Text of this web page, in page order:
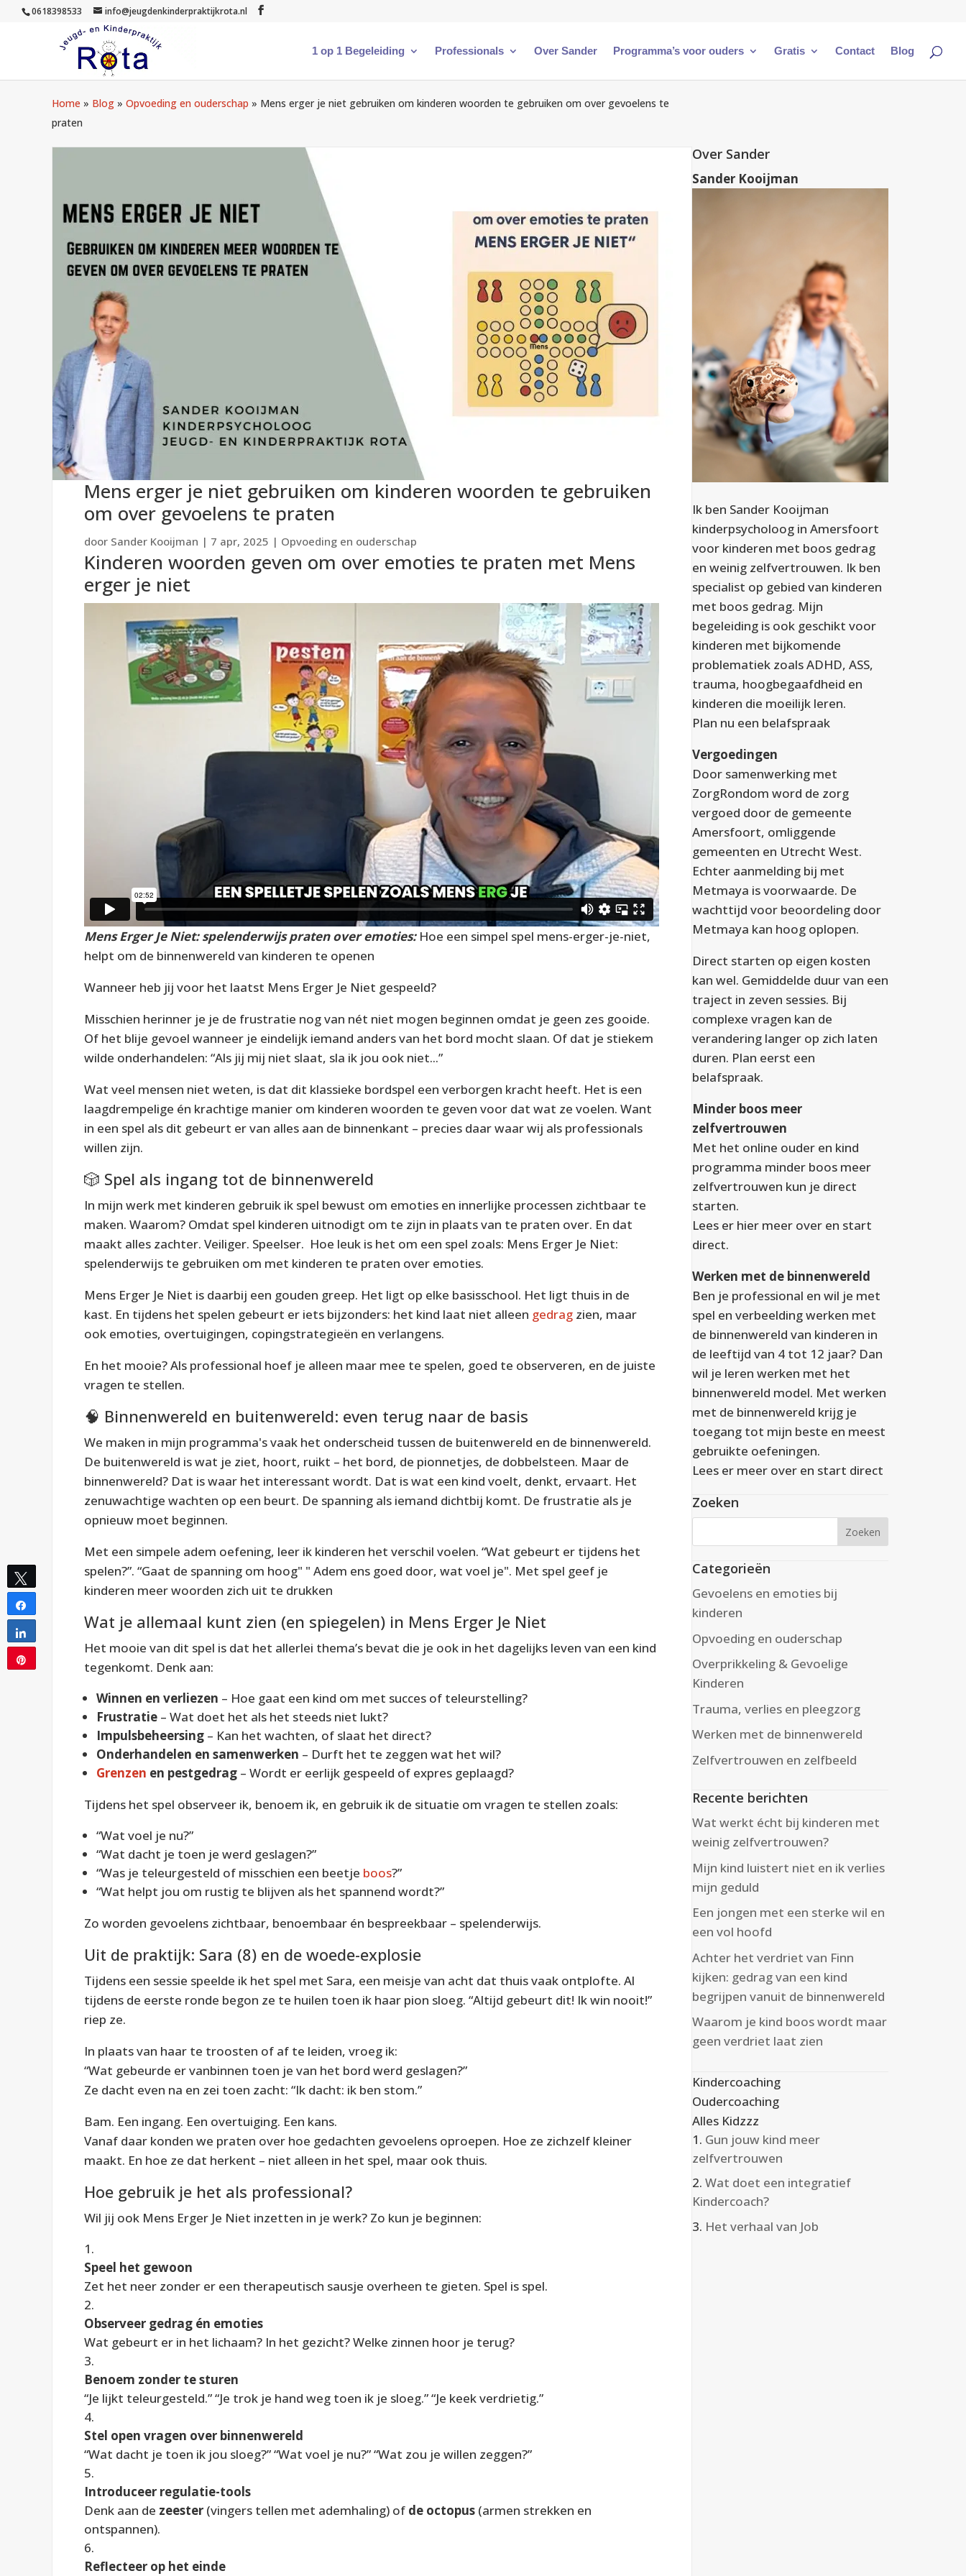
0618398533 info@jeugdenkinderpraktijkrota.nl
1 op 1 Begeleiding Professionals Over Sander Programma’s voor ouders Gratis Contact Blog
Home » Blog » Opvoeding en ouderschap » Mens erger je niet gebruiken om kinderen woorden te gebruiken om over gevoelens te
praten
Mens erger je niet gebruiken om kinderen woorden te gebruiken
om over gevoelens te praten
door Sander Kooijman | 7 apr, 2025 | Opvoeding en ouderschap
Kinderen woorden geven om over emoties te praten met Mens
erger je niet
Mens Erger Je Niet: spelenderwijs praten over emoties: Hoe een simpel spel mens-erger-je-niet,
helpt om de binnenwereld van kinderen te openen
Wanneer heb jij voor het laatst Mens Erger Je Niet gespeeld?
Misschien herinner je je de frustratie nog van nét niet mogen beginnen omdat je geen zes gooide.
Of het blije gevoel wanneer je eindelijk iemand anders van het bord mocht slaan. Of dat je stiekem
wilde onderhandelen: “Als jij mij niet slaat, sla ik jou ook niet...”
Wat veel mensen niet weten, is dat dit klassieke bordspel een verborgen kracht heeft. Het is een
laagdrempelige én krachtige manier om kinderen woorden te geven voor dat wat ze voelen. Want
in een spel als dit gebeurt er van alles aan de binnenkant – precies daar waar wij als professionals
willen zijn.
🎲 Spel als ingang tot de binnenwereld
In mijn werk met kinderen gebruik ik spel bewust om emoties en innerlijke processen zichtbaar te
maken. Waarom? Omdat spel kinderen uitnodigt om te zijn in plaats van te praten over. En dat
maakt alles zachter. Veiliger. Speelser. Hoe leuk is het om een spel zoals: Mens Erger Je Niet:
spelenderwijs te gebruiken om met kinderen te praten over emoties.
Mens Erger Je Niet is daarbij een gouden greep. Het ligt op elke basisschool. Het ligt thuis in de
kast. En tijdens het spelen gebeurt er iets bijzonders: het kind laat niet alleen gedrag zien, maar
ook emoties, overtuigingen, copingstrategieën en verlangens.
En het mooie? Als professional hoef je alleen maar mee te spelen, goed te observeren, en de juiste
vragen te stellen.
🧠 Binnenwereld en buitenwereld: even terug naar de basis
We maken in mijn programma's vaak het onderscheid tussen de buitenwereld en de binnenwereld.
De buitenwereld is wat je ziet, hoort, ruikt – het bord, de pionnetjes, de dobbelsteen. Maar de
binnenwereld? Dat is waar het interessant wordt. Dat is wat een kindvoelt, denkt, ervaart. Het
zenuwachtige wachten op een beurt. De spanning als iemand dichtbij komt. De frustratie als je
opnieuw moet beginnen.
Met een simpele adem oefening, leer ik kinderen het verschil voelen. “Wat gebeurt er tijdens het
spelen?”. “Gaat de spanning om hoog" " Adem ens goed door, wat voel je". Met spel geef je
kinderen meer woorden zich uit te drukken
Wat je allemaal kunt zien (en spiegelen) in Mens Erger Je Niet
Het mooie van dit spel is dat het allerlei thema’s bevat die je ook in het dagelijks leven van een kind
tegenkomt. Denk aan:
Winnen en verliezen – Hoe gaat een kind om met succes of teleurstelling?
Frustratie – Wat doet het als het steeds niet lukt?
Impulsbeheersing – Kan het wachten, of slaat het direct?
Onderhandelen en samenwerken – Durft het te zeggen wat het wil?
Grenzen en pestgedrag – Wordt er eerlijk gespeeld of expres geplaagd?
Tijdens het spel observeer ik, benoem ik, en gebruik ik de situatie om vragen te stellen zoals:
“Wat voel je nu?”
“Wat dacht je toen je werd geslagen?”
“Was je teleurgesteld of misschien een beetje boos?”
“Wat helpt jou om rustig te blijven als het spannend wordt?”
Zo worden gevoelens zichtbaar, benoembaar én bespreekbaar – spelenderwijs.
Uit de praktijk: Sara (8) en de woede-explosie
Tijdens een sessie speelde ik het spel met Sara, een meisje van acht dat thuis vaak ontplofte. Al
tijdens de eerste ronde begon ze te huilen toen ik haar pion sloeg. “Altijd gebeurt dit! Ik win nooit!”
riep ze.
In plaats van haar te troosten of af te leiden, vroeg ik:
“Wat gebeurde er vanbinnen toen je van het bord werd geslagen?”
Ze dacht even na en zei toen zacht: “Ik dacht: ik ben stom.”
Bam. Een ingang. Een overtuiging. Een kans.
Vanaf daar konden we praten over hoe gedachten gevoelens oproepen. Hoe ze zichzelf kleiner
maakt. En hoe ze dat herkent – niet alleen in het spel, maar ook thuis.
Hoe gebruik je het als professional?
Wil jij ook Mens Erger Je Niet inzetten in je werk? Zo kun je beginnen:
Speel het gewoon
Zet het neer zonder er een therapeutisch sausje overheen te gieten. Spel is spel.
Observeer gedrag én emoties
Wat gebeurt er in het lichaam? In het gezicht? Welke zinnen hoor je terug?
Benoem zonder te sturen
“Je lijkt teleurgesteld.” “Je trok je hand weg toen ik je sloeg.” “Je keek verdrietig.”
Stel open vragen over binnenwereld
“Wat dacht je toen ik jou sloeg?” “Wat voel je nu?” “Wat zou je willen zeggen?”
Introduceer regulatie-tools
Denk aan de zeester (vingers tellen met ademhaling) of de octopus (armen strekken en
ontspannen).
Reflecteer op het einde
Over Sander
Sander Kooijman
Ik ben Sander Kooijman
kinderpsycholoog in Amersfoort
voor kinderen met boos gedrag
en weinig zelfvertrouwen. Ik ben
specialist op gebied van kinderen
met boos gedrag. Mijn
begeleiding is ook geschikt voor
kinderen met bijkomende
problematiek zoals ADHD, ASS,
trauma, hoogbegaafdheid en
kinderen die moeilijk leren.
Plan nu een belafspraak
Vergoedingen
Door samenwerking met
ZorgRondom word de zorg
vergoed door de gemeente
Amersfoort, omliggende
gemeenten en Utrecht West.
Echter aanmelding bij met
Metmaya is voorwaarde. De
wachttijd voor beoordeling door
Metmaya kan hoog oplopen.
Direct starten op eigen kosten
kan wel. Gemiddelde duur van een
traject in zeven sessies. Bij
complexe vragen kan de
verandering langer op zich laten
duren. Plan eerst een
belafspraak.
Minder boos meer
zelfvertrouwen
Met het online ouder en kind
programma minder boos meer
zelfvertrouwen kun je direct
starten.
Lees er hier meer over en start
direct.
Werken met de binnenwereld
Ben je professional en wil je met
spel en verbeelding werken met
de binnenwereld van kinderen in
de leeftijd van 4 tot 12 jaar? Dan
wil je leren werken met het
binnenwereld model. Met werken
met de binnenwereld krijg je
toegang tot mijn beste en meest
gebruikte oefeningen.
Lees er meer over en start direct
Zoeken
Categorieën
Gevoelens en emoties bij
kinderen
Opvoeding en ouderschap
Overprikkeling & Gevoelige
Kinderen
Trauma, verlies en pleegzorg
Werken met de binnenwereld
Zelfvertrouwen en zelfbeeld
Recente berichten
Wat werkt écht bij kinderen met
weinig zelfvertrouwen?
Mijn kind luistert niet en ik verlies
mijn geduld
Een jongen met een sterke wil en
een vol hoofd
Achter het verdriet van Finn
kijken: gedrag van een kind
begrijpen vanuit de binnenwereld
Waarom je kind boos wordt maar
geen verdriet laat zien
Kindercoaching
Oudercoaching
Alles Kidzzz
Gun jouw kind meer
zelfvertrouwen
Wat doet een integratief
Kindercoach?
Het verhaal van Job